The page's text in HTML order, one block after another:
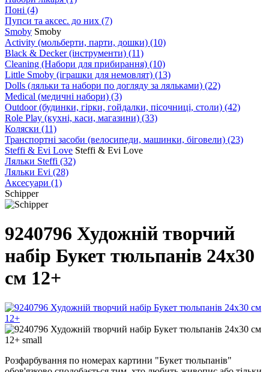
Поні (4)
Пупси та аксес. до них (7)
Smoby Smoby
Аctivity (мольберти, парти, дошки) (10)
Black & Decker (інструменти) (11)
Cleaning (Набори для прибирання) (10)
Little Smoby (іграшки для немовлят) (13)
Dolls (ляльки та набори по догляду за ляльками) (22)
Medical (медичні набори) (3)
Outdoor (будинки, гірки, гойдалки, пісочниці, столи) (42)
Role Play (кухні, каси, магазини) (33)
Коляски (11)
Транспортні засоби (велосипеди, машинки, біговели) (23)
Steffi & Evi Love Steffi & Evi Love
Ляльки Steffi (32)
Ляльки Evi (28)
Аксесуари (1)
Schipper
9240796 Художній творчий
набір Букет тюльпанів 24х30
см 12+
Розфарбування по номерах картини "Букет тюльпанів"